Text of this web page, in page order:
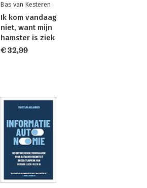
Bas van Kesteren
Ik kom vandaag
niet, want mijn
hamster is ziek
€ 32,99